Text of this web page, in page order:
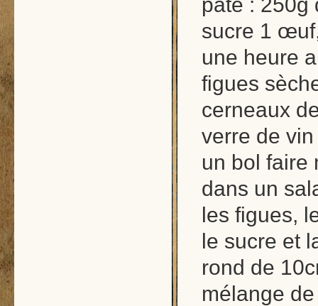
sucre 1
une heure
figues
cerneaux
verre de
un bol faire
dans un
les figues,
le sucre et
rond de
mélange